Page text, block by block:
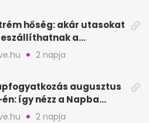
hőség: akár utasokat
a
2 napja
augusztus
én: így nézz a Napba
2 napja